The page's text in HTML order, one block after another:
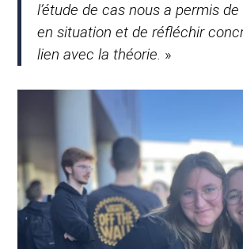
l’étude de cas nous a permis
en situation et de réfléchir
lien avec la théorie. »